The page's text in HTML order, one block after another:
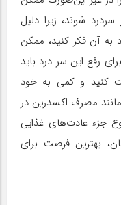
شوند، زیرا دلیل
به آن فکر کنید، ممکن
رفع این سر درد باید
کنید و کمی به خود
مصرف اکسدرین در
جزء عادت‌های غذایی
بهترین فرصت برای